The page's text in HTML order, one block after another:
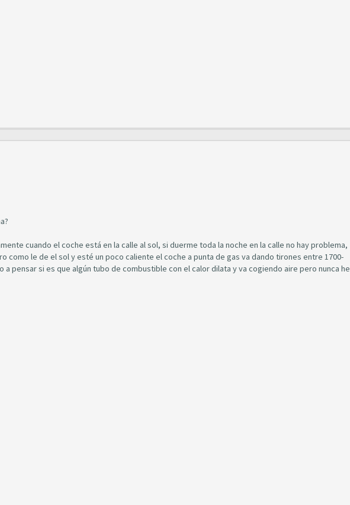
cuando el coche está en la calle al sol, si duerme toda la noche en la calle no hay problema,
como le de el sol y esté un poco caliente el coche a punta de gas va dando tirones entre 1700-
a pensar si es que algún tubo de combustible con el calor dilata y va cogiendo aire pero nunca he